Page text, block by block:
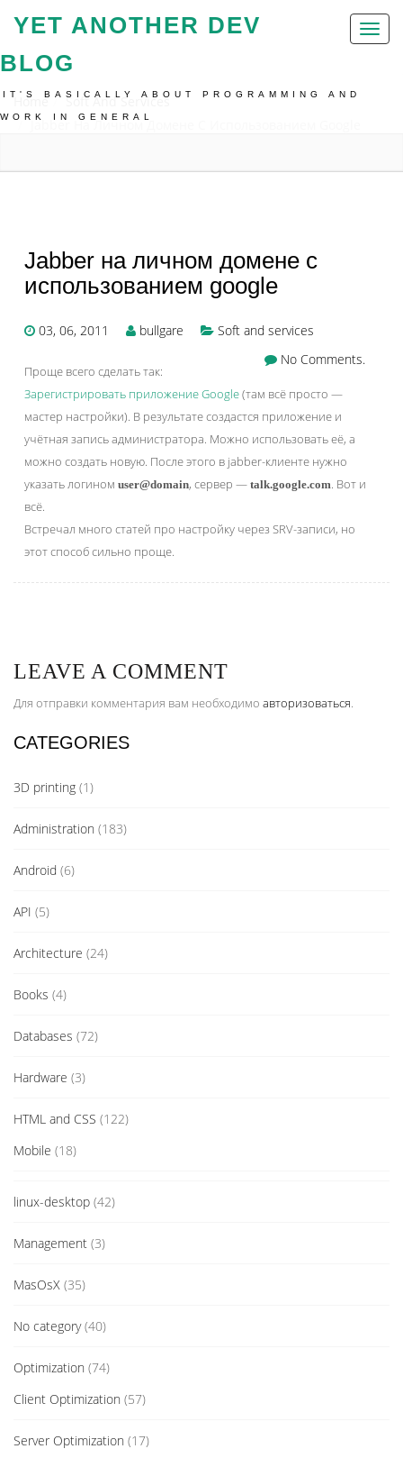
Toggle
YET ANOTHER DEV
BLOG
IT'S BASICALLY ABOUT PROGRAMMING AND
WORK IN GENERAL
Home
Soft And Services
Jabber На Личном Домене С Использованием Google
Jabber на личном домене с
использованием google
03, 06, 2011 bullgare
Soft and services
No Comments.
Проще всего сделать так:
Зарегистрировать приложение Google(там всё просто —
мастер настройки). В результате создастся приложение и
учётная запись администратора. Можно использовать её, а
можно создать новую. После этого в jabber-клиенте нужно
указать логином user@domain, сервер — talk.google.com. Вот и
всё.
Встречал много статей про настройку через SRV-записи, но
этот способ сильно проще.
LEAVE A COMMENT
Для отправки комментария вам необходимо авторизоваться.
CATEGORIES
3D printing (1)
Administration (183)
Android (6)
API (5)
Architecture (24)
Books (4)
Databases (72)
Hardware (3)
HTML and CSS (122)
Mobile (18)
linux-desktop (42)
Management (3)
MasOsX (35)
No category(40)
Optimization (74)
Client Optimization (57)
Server Optimization (17)